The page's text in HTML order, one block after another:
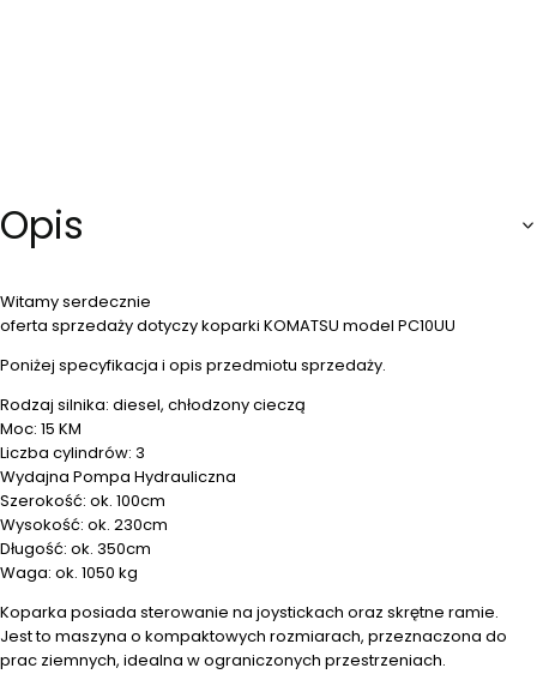
Opis
Witamy serdecznie
oferta sprzedaży dotyczy koparki KOMATSU model PC10UU
Poniżej specyfikacja i opis przedmiotu sprzedaży.
Rodzaj silnika: diesel, chłodzony cieczą
Moc: 15 KM
Liczba cylindrów: 3
Wydajna Pompa Hydrauliczna
Szerokość: ok. 100cm
Wysokość: ok. 230cm
Długość: ok. 350cm
Waga: ok. 1050 kg
Koparka posiada sterowanie na joystickach oraz skrętne ramie.
Jest to maszyna o kompaktowych rozmiarach, przeznaczona do
prac ziemnych, idealna w ograniczonych przestrzeniach.